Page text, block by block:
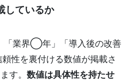
ているか
「業界◯年」「導入後の改善
性を裏付ける数値が掲載さ
す。 数値は具体性を持たせ